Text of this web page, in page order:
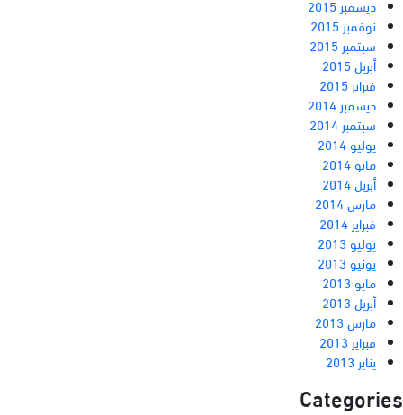
ديسمبر 2015
نوفمبر 2015
سبتمبر 2015
أبريل 2015
فبراير 2015
ديسمبر 2014
سبتمبر 2014
يوليو 2014
مايو 2014
أبريل 2014
مارس 2014
فبراير 2014
يوليو 2013
يونيو 2013
مايو 2013
أبريل 2013
مارس 2013
فبراير 2013
يناير 2013
Categories